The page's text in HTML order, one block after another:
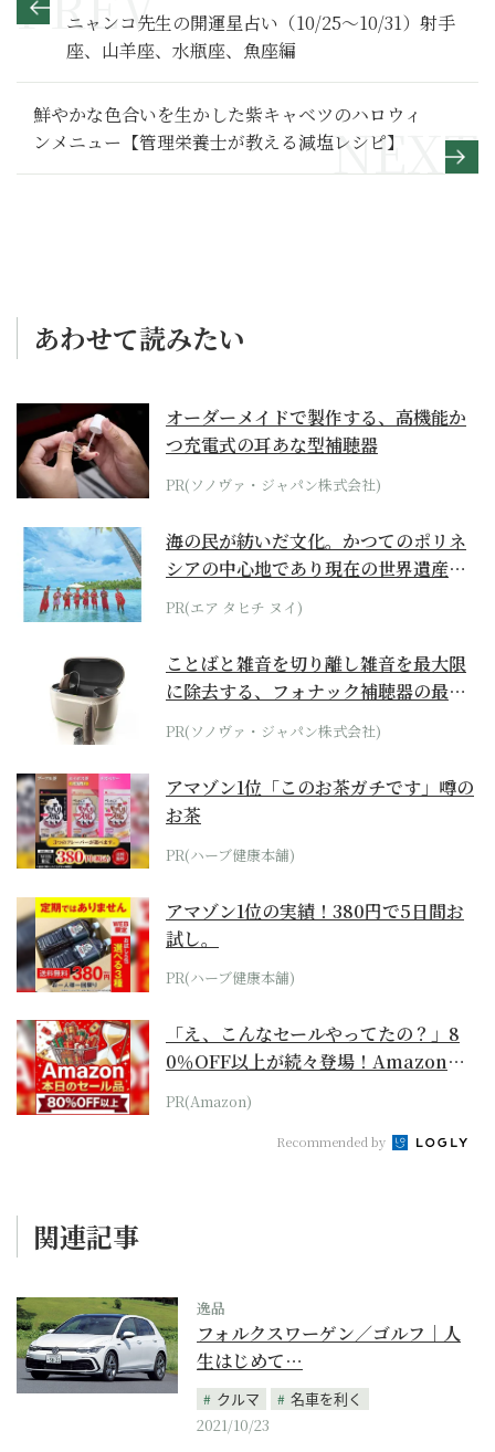
ニャンコ先生の開運星占い（10/25～10/31）射手
座、山羊座、水瓶座、魚座編
鮮やかな色合いを生かした紫キャベツのハロウィ
ンメニュー【管理栄養士が教える減塩レシピ】
あわせて読みたい
オーダーメイドで製作する、高機能か
つ充電式の耳あな型補聴器
PR(ソノヴァ・ジャパン株式会社)
海の民が紡いだ文化。かつてのポリネ
シアの中心地であり現在の世界遺産か
らみえてくる...
PR(エア タヒチ ヌイ)
ことばと雑音を切り離し雑音を最大限
に除去する、フォナック補聴器の最上
位モデル
PR(ソノヴァ・ジャパン株式会社)
アマゾン1位「このお茶ガチです」噂の
お茶
PR(ハーブ健康本舗)
アマゾン1位の実績！380円で5日間お
試し。
PR(ハーブ健康本舗)
「え、こんなセールやってたの？」8
0％OFF以上が続々登場！Amazonの
本気が...
PR(Amazon)
Recommended by
関連記事
逸品
フォルクスワーゲン／ゴルフ｜人
生はじめて…
クルマ
名車を利く
2021/10/23